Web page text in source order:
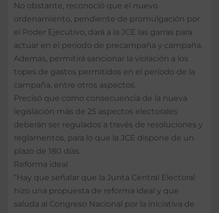
No obstante, reconoció que el nuevo
ordenamiento, pendiente de promulgación por
el Poder Ejecutivo, dará a la JCE las garras para
actuar en el período de precampaña y campaña.
Además, permitirá sancionar la violación a los
topes de gastos permitidos en el período de la
campaña, entre otros aspectos.
Precisó que como consecuencia de la nueva
legislación más de 25 aspectos electorales
deberán ser regulados a través de resoluciones y
reglamentos, para lo que la JCE dispone de un
plazo de 180 días.
Reforma ideal
“Hay que señalar que la Junta Central Electoral
hizo una propuesta de reforma ideal y que
saluda al Congreso Nacional por la iniciativa de